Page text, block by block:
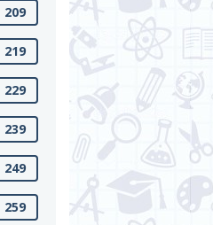
209
219
229
239
249
259